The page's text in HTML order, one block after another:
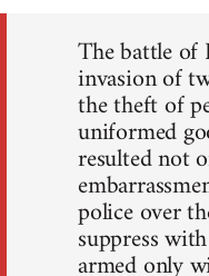
The battle of
invasion of
the theft of
uniformed
resulted not
police over
suppress
armed only